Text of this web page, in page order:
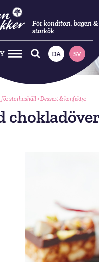
För konditori, bageri &
storkök
DA SV
för storhushåll•Dessert & konfektyr